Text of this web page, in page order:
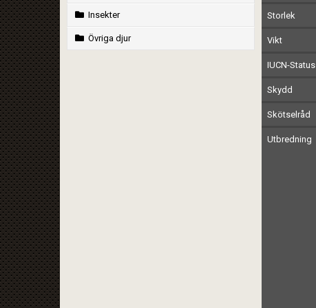
Insekter
Övriga djur
Storlek
Vikt
IUCN-Status
Skydd
Skötselråd
Utbredning